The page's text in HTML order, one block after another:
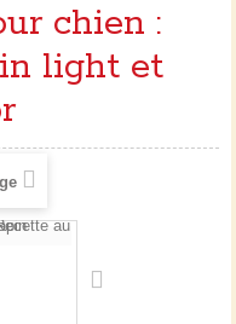
chien :
light et